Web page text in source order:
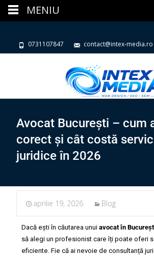
0731107847 contact@intex-media.ro
Avocat București – cum
corect și cât costă
juridice în 2026
aprilie 19, 2026 Blog
Dacă ești în căutarea unui avocat în
să alegi un profesionist care îți poate oferi
eficiente. Fie că ai nevoie de consultanță
MENIU